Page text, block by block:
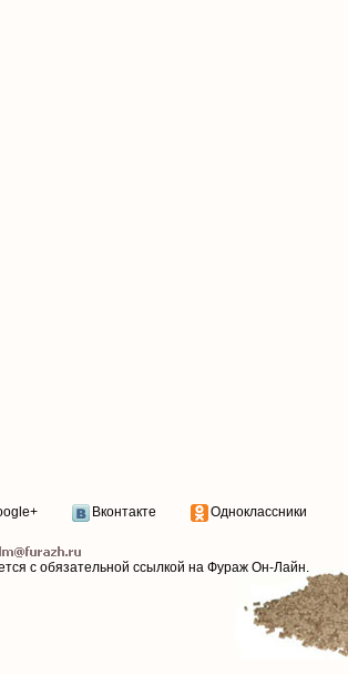
Вконтакте Одноклассники
с обязательной ссылкой на Фураж Он-Лайн.